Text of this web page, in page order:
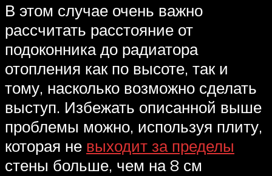
В этом случае очень важно
рассчитать расстояние от
подоконника до радиатора
отопления как по высоте, так и
тому, насколько возможно сделать
выступ. Избежать описанной выше
проблемы можно, используя плиту,
которая не выходит за пределы
стены больше, чем на 8 см